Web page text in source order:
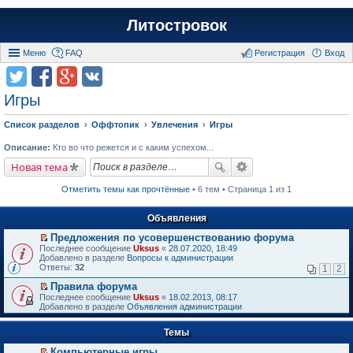
Литостровок
Меню FAQ Вход
Регистрация
Игры
Список разделов Оффтопик Увлечения Игры
Описание: Кто во что режется и с каким успехом...
Новая тема
Отметить темы как прочтённые • 6 тем • Страница 1 из 1
Объявления
П
е
р
й
т
и
к
п
в
Предложения по усовершенствованию форума
Последнее сообщение Uksus « 28.07.2020, 18:49
Добавлено в разделе Вопросы к администрации
Ответы: 32 1 2
П
е
р
е
т
и
Правила форума
Последнее сообщение Uksus « 18.02.2013, 08:17
Добавлено в разделе Объявления администрации
Темы